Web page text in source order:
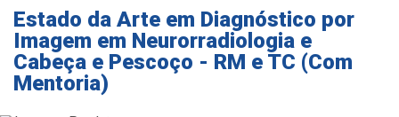
Estado da Arte em Diagnóstico por
Imagem em Neurorradiologia e
Cabeça e Pescoço - RM e TC (Com
Mentoria)